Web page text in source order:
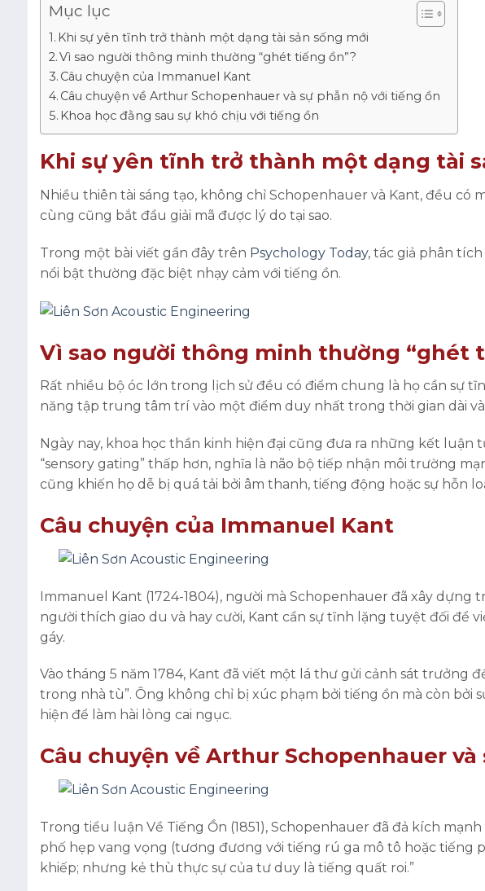
Mục lục
Khi sự yên tĩnh trở thành một dạng tài sản sống mới
Vì sao người thông minh thường “ghét tiếng ồn”?
Câu chuyện của Immanuel Kant
Câu chuyện về Arthur Schopenhauer và sự phẫn nộ với tiếng ồn
Khoa học đằng sau sự khó chịu với tiếng ồn
Khi sự yên tĩnh trở thành một dạng tài
Nhiều thiên tài sáng tạo, không chỉ Schopenhauer và Kant, đều có
cùng cũng bắt đầu giải mã được lý do tại sao.
Trong một bài viết gần đây trên Psychology Today, tác giả phân
nổi bật thường đặc biệt nhạy cảm với tiếng ồn.
Vì sao người thông minh thường “ghét
Rất nhiều bộ óc lớn trong lịch sử đều có điểm chung là họ cần sự
năng tập trung tâm trí vào một điểm duy nhất trong thời gian dài
Ngày nay, khoa học thần kinh hiện đại cũng đưa ra những kết
“sensory gating” thấp hơn, nghĩa là não bộ tiếp nhận môi trường
cũng khiến họ dễ bị quá tải bởi âm thanh, tiếng động hoặc sự hỗn
Câu chuyện của Immanuel Kant
Immanuel Kant (1724-1804), người mà Schopenhauer đã xây
người thích giao du và hay cười, Kant cần sự tĩnh lặng tuyệt đối
gáy.
Vào tháng 5 năm 1784, Kant đã viết một lá thư gửi cảnh sát trưởng
trong nhà tù”. Ông không chỉ bị xúc phạm bởi tiếng ồn mà còn
hiện để làm hài lòng cai ngục.
Câu chuyện về Arthur Schopenhauer
Trong tiểu luận Về Tiếng Ồn (1851), Schopenhauer đã đả kích
phố hẹp vang vọng (tương đương với tiếng rú ga mô tô hoặc tiếng
khiếp; nhưng kẻ thù thực sự của tư duy là tiếng quất roi.”